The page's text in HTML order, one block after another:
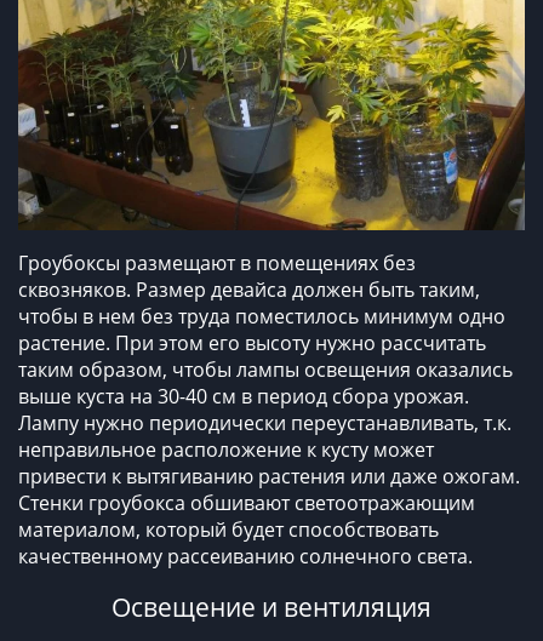
Гроубоксы размещают в помещениях без
сквозняков. Размер девайса должен быть таким,
чтобы в нем без труда поместилось минимум одно
растение. При этом его высоту нужно рассчитать
таким образом, чтобы лампы освещения оказались
выше куста на 30-40 см в период сбора урожая.
Лампу нужно периодически переустанавливать, т.к.
неправильное расположение к кусту может
привести к вытягиванию растения или даже ожогам.
Стенки гроубокса обшивают светоотражающим
материалом, который будет способствовать
качественному рассеиванию солнечного света.
Освещение и вентиляция